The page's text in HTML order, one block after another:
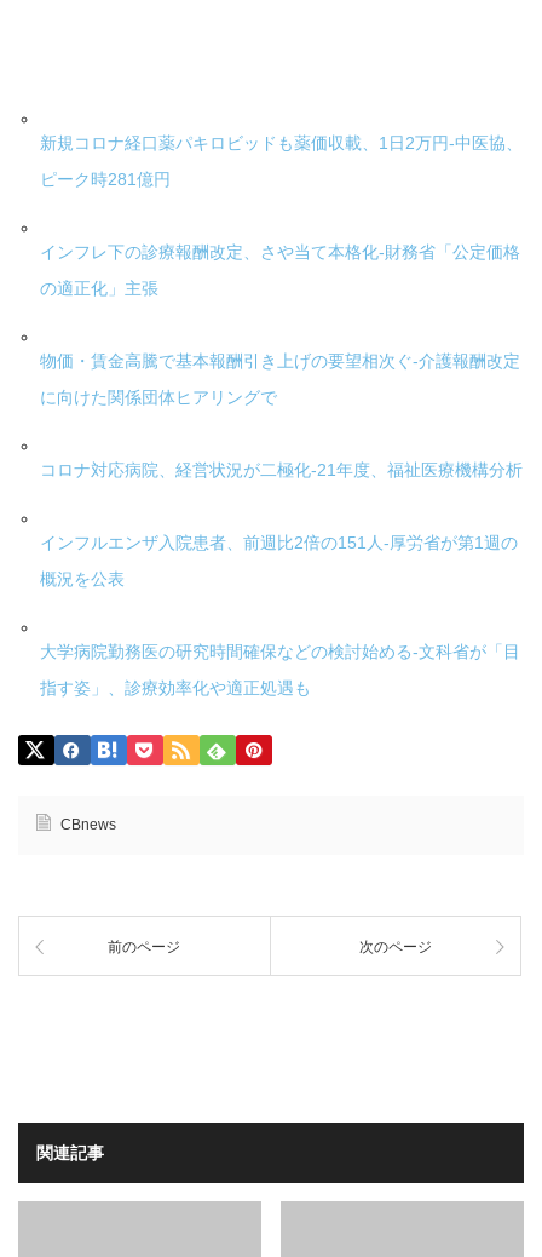
新規コロナ経口薬パキロビッドも薬価収載、1日2万円-中医協、
ピーク時281億円
インフレ下の診療報酬改定、さや当て本格化-財務省「公定価格
の適正化」主張
物価・賃金高騰で基本報酬引き上げの要望相次ぐ-介護報酬改定
に向けた関係団体ヒアリングで
コロナ対応病院、経営状況が二極化-21年度、福祉医療機構分析
インフルエンザ入院患者、前週比2倍の151人-厚労省が第1週の
概況を公表
大学病院勤務医の研究時間確保などの検討始める-文科省が「目
指す姿」、診療効率化や適正処遇も
CBnews
前のページ 次のページ
関連記事